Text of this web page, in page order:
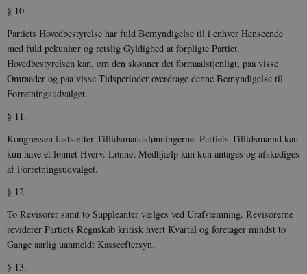
§ 10.
Partiets Hovedbestyrelse har fuld Bemyndigelse til i enhver Henseende
med fuld pekuniær og retslig Gyldighed at forpligte Partiet.
Hovedbestyrelsen kan, om den skønner det formaalstjenligt, paa visse
Omraader og paa visse Tidsperioder overdrage denne Bemyndigelse til
Forretningsudvalget.
§ 11.
Kongressen fastsætter Tillidsmandslønningerne. Partiets Tillidsmænd kan
kun have et lønnet Hverv. Lønnet Medhjælp kan kun antages og afskediges
af Forretningsudvalget.
§ 12.
To Revisorer samt to Suppleanter vælges ved Urafstemning. Revisorerne
reviderer Partiets Regnskab kritisk hvert Kvartal og foretager mindst to
Gange aarlig uanmeldt Kasseeftersyn.
§ 13.
Policy
_ga_7J1SYH77RJ .danmarkshistorien.dk
måned
_ga
Google LLC
1 år 1